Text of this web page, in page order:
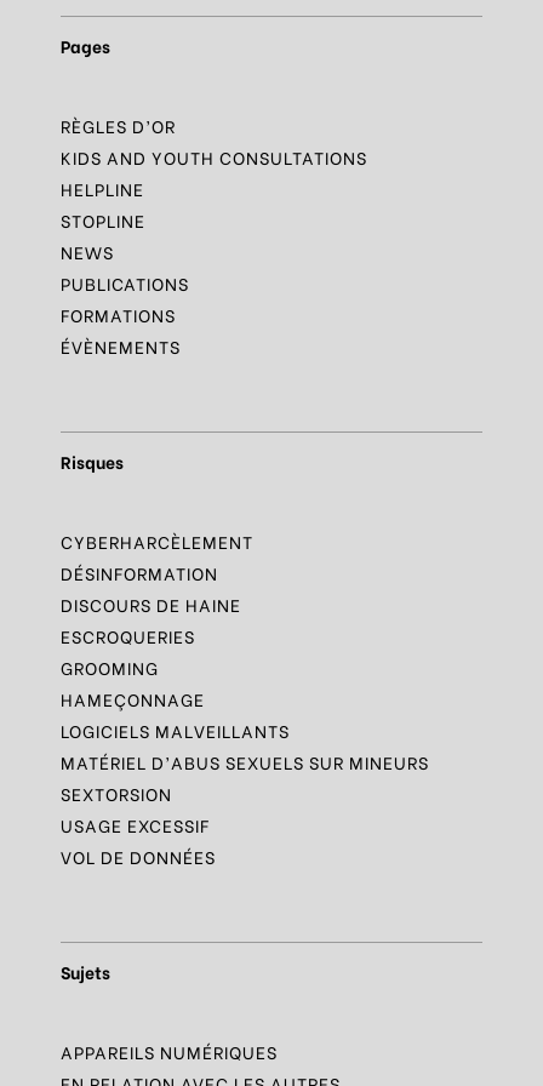
Pages
RÈGLES D’OR
KIDS AND YOUTH CONSULTATIONS
HELPLINE
STOPLINE
NEWS
PUBLICATIONS
FORMATIONS
ÉVÈNEMENTS
Risques
CYBERHARCÈLEMENT
DÉSINFORMATION
DISCOURS DE HAINE
ESCROQUERIES
GROOMING
HAMEÇONNAGE
LOGICIELS MALVEILLANTS
MATÉRIEL D’ABUS SEXUELS SUR MINEURS
SEXTORSION
USAGE EXCESSIF
VOL DE DONNÉES
Sujets
APPAREILS NUMÉRIQUES